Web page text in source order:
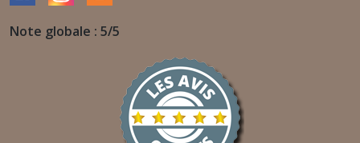
Note globale : 5/5